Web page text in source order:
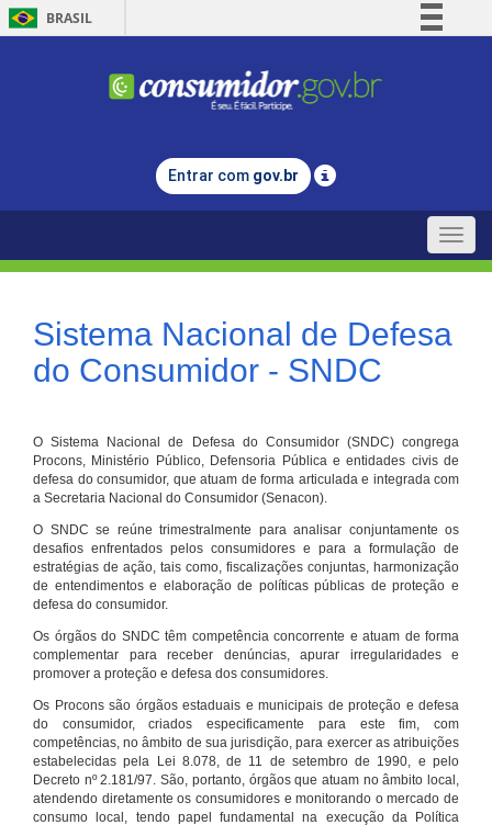
BRASIL
Comunica BR
Legislação
Entrar com gov.br
Toggle
Sistema Nacional de Defesa
do Consumidor - SNDC
O Sistema Nacional de Defesa do Consumidor (SNDC) congrega
Procons, Ministério Público, Defensoria Pública e entidades civis de
defesa do consumidor, que atuam de forma articulada e integrada com
a Secretaria Nacional do Consumidor (Senacon).
O SNDC se reúne trimestralmente para analisar conjuntamente os
desafios enfrentados pelos consumidores e para a formulação de
estratégias de ação, tais como, fiscalizações conjuntas, harmonização
de entendimentos e elaboração de políticas públicas de proteção e
defesa do consumidor.
Os órgãos do SNDC têm competência concorrente e atuam de forma
complementar para receber denúncias, apurar irregularidades e
promover a proteção e defesa dos consumidores.
Os Procons são órgãos estaduais e municipais de proteção e defesa
do consumidor, criados especificamente para este fim, com
competências, no âmbito de sua jurisdição, para exercer as atribuições
estabelecidas pela Lei 8.078, de 11 de setembro de 1990, e pelo
Decreto nº 2.181/97. São, portanto, órgãos que atuam no âmbito local,
atendendo diretamente os consumidores e monitorando o mercado de
consumo local, tendo papel fundamental na execução da Política